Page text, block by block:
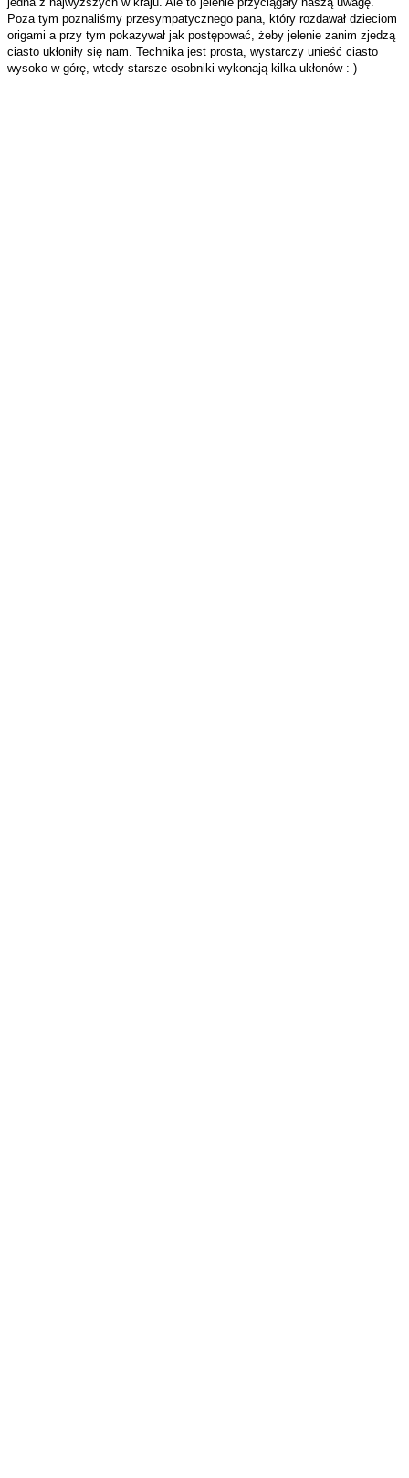
Poza tym poznaliśmy przesympatycznego pana, który rozdawał dzieciom
origami a przy tym pokazywał jak postępować, żeby jelenie zanim zjedzą
ciasto ukłoniły się nam. Technika jest prosta, wystarczy unieść ciasto
wysoko w górę, wtedy starsze osobniki wykonają kilka ukłonów : )